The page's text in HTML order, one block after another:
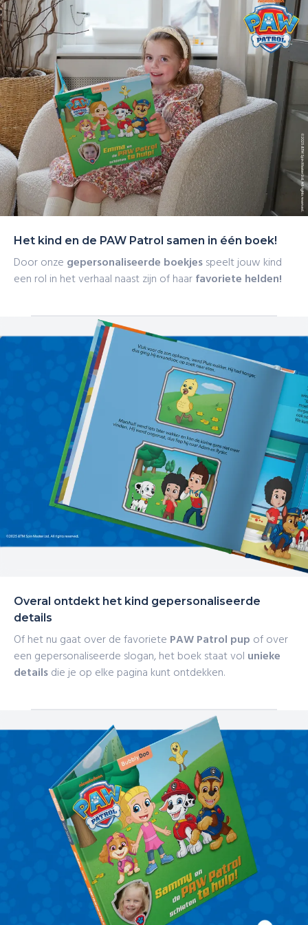
Snelle levering
Het kind en de PAW Patrol samen in één boek!
Door onze gepersonaliseerde boekjesspeelt jouw kind
een rol in het verhaal naast zijn of haarfavoriete helden!
Overal ontdekt het kind gepersonaliseerde
details
Of het nu gaat over de favoriete PAW Patrol pup of over
een gepersonaliseerde slogan, het boek staat vol unieke
detailsdie je op elke pagina kunt ontdekken.